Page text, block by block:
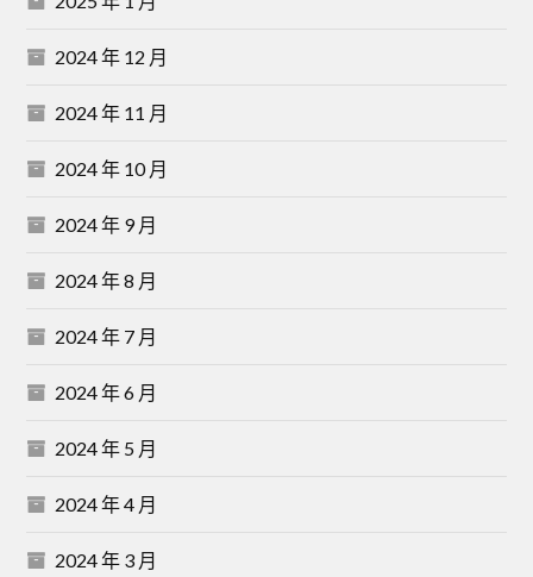
2024 年 12 月
2024 年 11 月
2024 年 10 月
2024 年 9 月
2024 年 8 月
2024 年 7 月
2024 年 6 月
2024 年 5 月
2024 年 4 月
2024 年 3 月